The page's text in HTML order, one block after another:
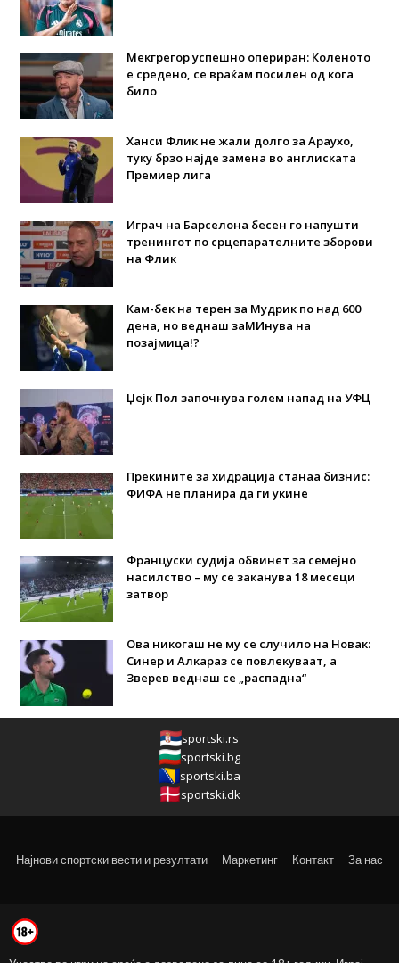
Мекгрегор успешно опериран: Коленото
е средено, се враќам посилен од кога
било
Ханси Флик не жали долго за Араухо,
туку брзо најде замена во англиската
Премиер лига
Играч на Барселона бесен го напушти
тренингот по срцепарателните зборови
на Флик
Кам-бек на терен за Мудрик по над 600
дена, но веднаш заМИнува на
позајмица!?
Џејк Пол започнува голем напад на УФЦ
Прекините за хидрација станаа бизнис:
ФИФА не планира да ги укине
Француски судија обвинет за семејно
насилство – му се заканува 18 месеци
затвор
Ова никогаш не му се случило на Новак:
Синер и Алкараз се повлекуваат, а
Зверев веднаш се „распадна“
sportski.rs
sportski.bg
sportski.ba
sportski.dk
Најнови спортски вести и резултати Маркетинг Контакт За нас